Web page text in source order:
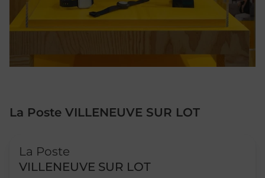
La Poste VILLENEUVE SUR LOT
La Poste
VILLENEUVE SUR LOT